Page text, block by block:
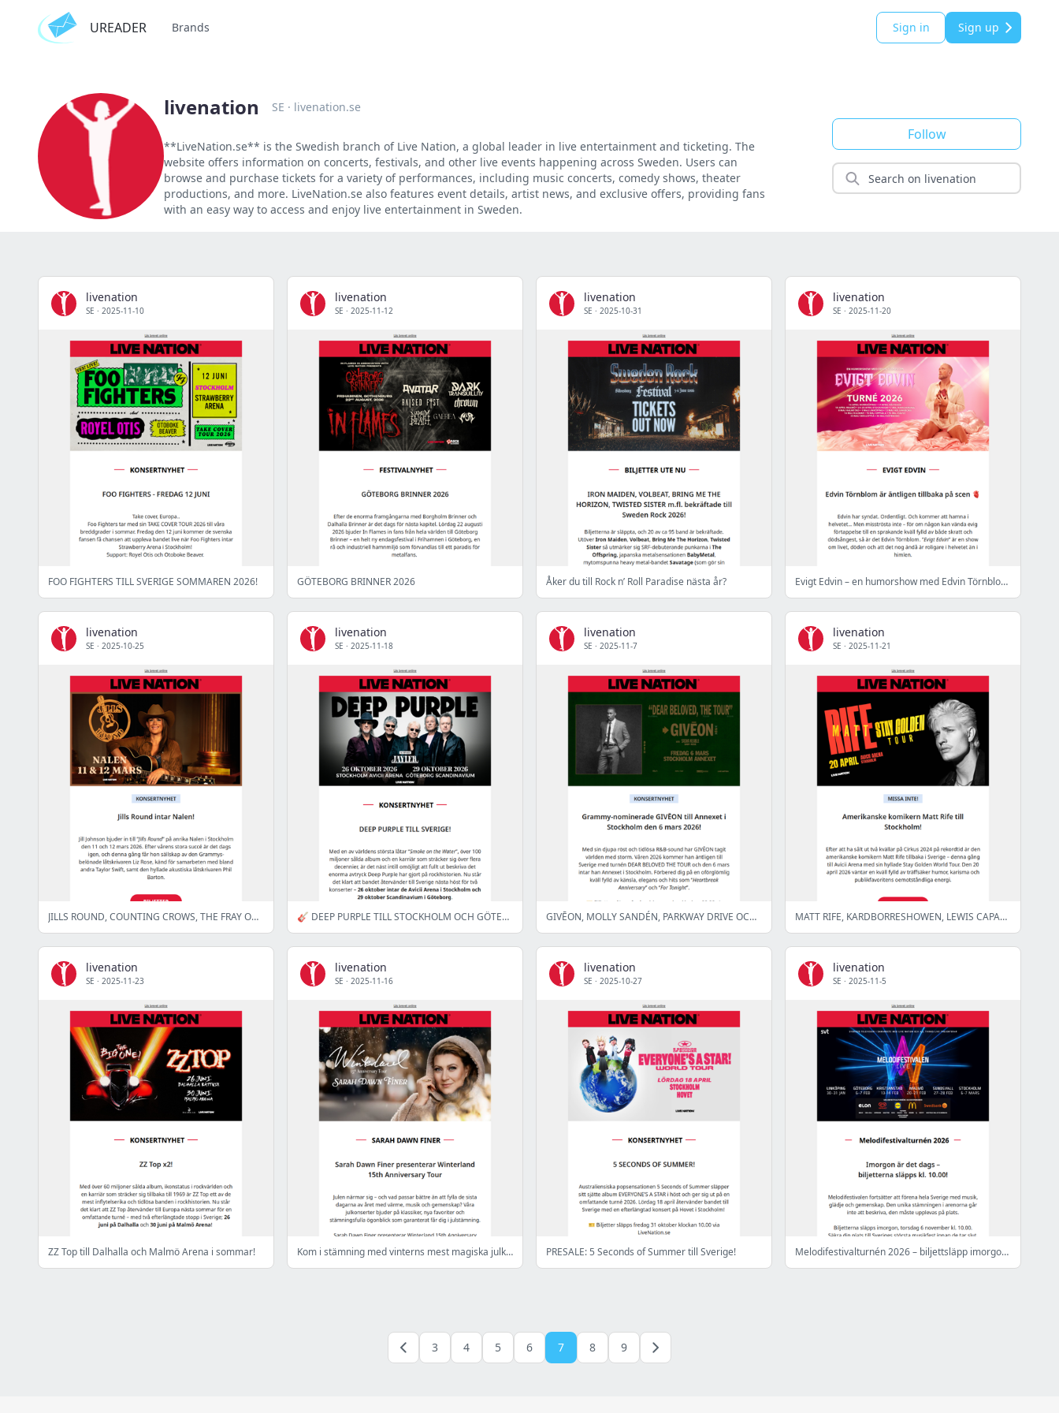
UREADER Brands Sign in Sign up
livenation SE · livenation.se
**LiveNation.se** is the Swedish branch of Live Nation, a global leader in live entertainment and ticketing. The
website offers information on concerts, festivals, and other live events happening across Sweden. Users can
browse and purchase tickets for a variety of performances, including music concerts, comedy shows, theater
productions, and more. LiveNation.se also features event details, artist news, and exclusive offers, providing fans
with an easy way to access and enjoy live entertainment in Sweden.
Follow
livenation
SE · 2025-11-10
FOO FIGHTERS TILL SVERIGE SOMMAREN 2026!
livenation
SE · 2025-11-12
GÖTEBORG BRINNER 2026
livenation
SE · 2025-10-31
Åker du till Rock n’ Roll Paradise nästa år?
livenation
SE · 2025-11-20
Evigt Edvin – en humorshow med Edvin Törnblom 🫀
livenation
SE · 2025-10-25
JILLS ROUND, COUNTING CROWS, THE FRAY OCH FLER!
livenation
SE · 2025-11-18
🎸 DEEP PURPLE TILL STOCKHOLM OCH GÖTEBORG!
livenation
SE · 2025-11-7
GIVĒON, MOLLY SANDÉN, PARKWAY DRIVE OCH FLER!
livenation
SE · 2025-11-21
MATT RIFE, KARDBORRESHOWEN, LEWIS CAPALDI OCH FLER!
livenation
SE · 2025-11-23
ZZ Top till Dalhalla och Malmö Arena i sommar!
livenation
SE · 2025-11-16
Kom i stämning med vinterns mest magiska julkonserter 🎄
livenation
SE · 2025-10-27
PRESALE: 5 Seconds of Summer till Sverige!
livenation
SE · 2025-11-5
Melodifestivalturnén 2026 – biljettsläpp imorgon 🎫
3 4 5 6 7 8 9